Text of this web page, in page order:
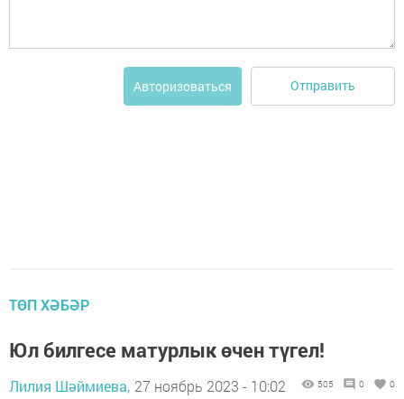
Авторизоваться Отправить
ТӨП ХӘБӘР
Юл билгесе матурлык өчен түгел!
Лилия Шәймиева, 27 ноябрь 2023 - 10:02 505 0 0